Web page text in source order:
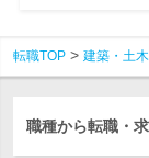
転職TOP 建築・土
職種から転職・